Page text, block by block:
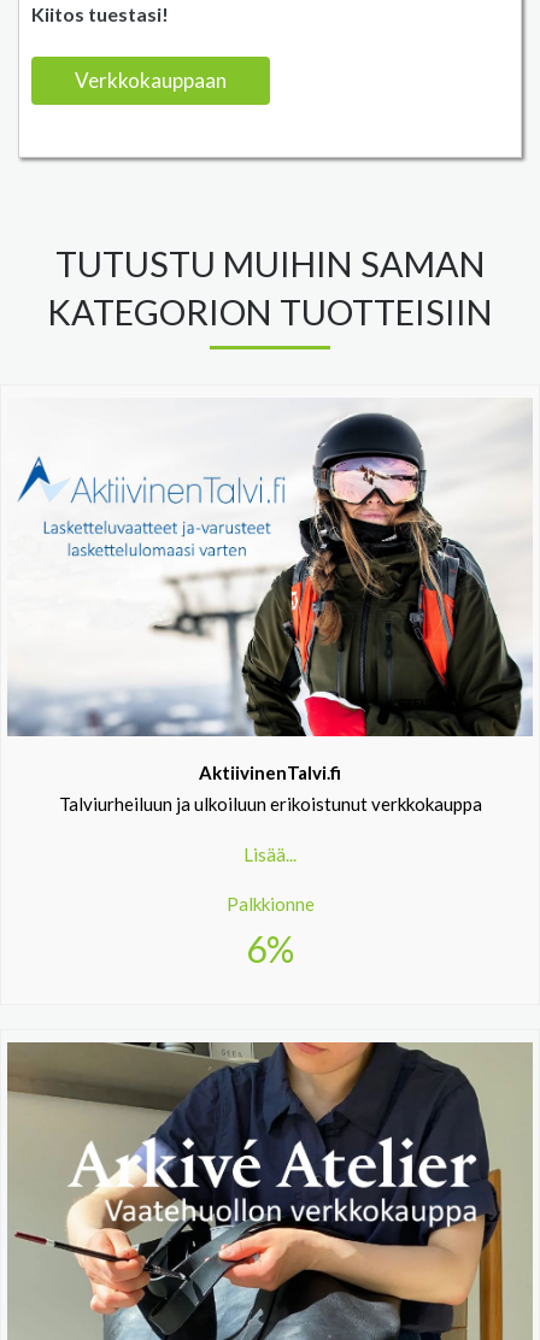
Kiitos tuestasi!
Verkkokauppaan
TUTUSTU MUIHIN SAMAN
KATEGORION TUOTTEISIIN
AktiivinenTalvi.fi
Talviurheiluun ja ulkoiluun erikoistunut verkkokauppa
Lisää...
Palkkionne
6%